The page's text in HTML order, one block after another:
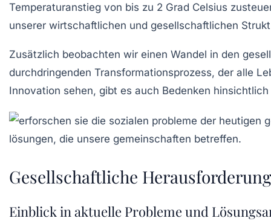
Temperaturanstieg von bis zu 2 Grad Celsius
unserer wirtschaftlichen und gesellschaftlichen
Zusätzlich beobachten wir einen Wandel in den
durchdringenden Transformationsprozess, der alle
Innovation sehen, gibt es auch Bedenken
Gesellschaftliche
Einblick in aktuelle Probleme und